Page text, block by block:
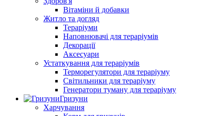
Вітаміни й добавки
Житло та догляд
Тераріуми
Наповнювачі для тераріумів
Декорації
Аксесуари
Устаткування для тераріумів
Терморегулятори для тераріуму
Світильники для тераріуму
Генератори туману для тераріуму
Гризуни
Харчування